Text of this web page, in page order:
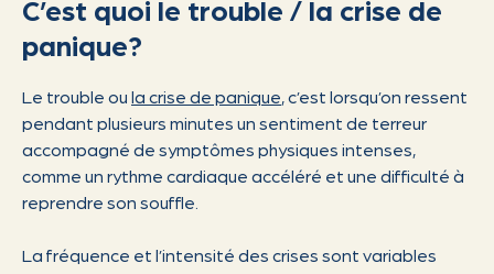
C’est quoi le trouble / la crise de
panique?
Le trouble ou la crise de panique, c’est lorsqu’on ressent
pendant plusieurs minutes un sentiment de terreur
accompagné de symptômes physiques intenses,
comme un rythme cardiaque accéléré et une difficulté à
reprendre son souffle.
La fréquence et l’intensité des crises sont variables